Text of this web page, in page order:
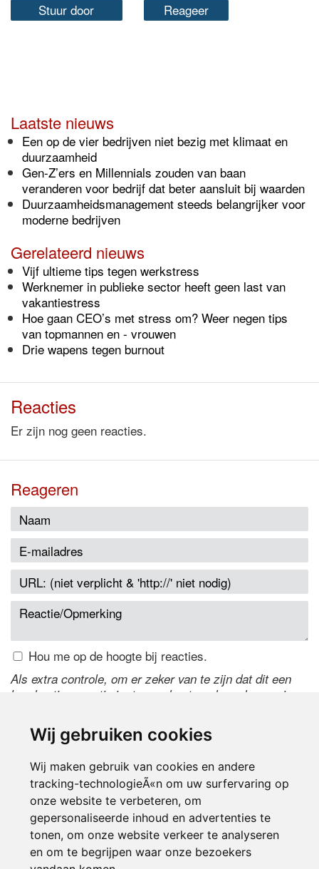
Wij gebruiken cookies
Wij maken gebruik van cookies en andere
tracking-technologieÃ«n om uw surfervaring op
onze website te verbeteren, om
gepersonaliseerde inhoud en advertenties te
tonen, om onze website verkeer te analyseren
en om te begrijpen waar onze bezoekers
Stuur door Reageer
Laatste nieuws
Een op de vier bedrijven niet bezig met klimaat en
duurzaamheid
Gen-Z’ers en Millennials zouden van baan
veranderen voor bedrijf dat beter aansluit bij waarden
Duurzaamheidsmanagement steeds belangrijker voor
moderne bedrijven
Gerelateerd nieuws
Vijf ultieme tips tegen werkstress
Werknemer in publieke sector heeft geen last van
vakantiestress
Hoe gaan CEO’s met stress om? Weer negen tips
van topmannen en - vrouwen
Drie wapens tegen burnout
Reacties
Er zijn nog geen reacties.
Reageren
Hou me op de hoogte bij reacties.
Als extra controle, om er zeker van te zijn dat dit een
handmatige reactie is, typ onderstaande code over in
de code te wijzigen.